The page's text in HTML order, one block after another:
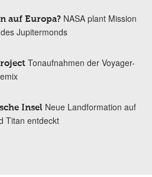
auf Europa? NASA plant Mission
Jupitermonds
Tonaufnahmen der Voyager-
Insel Neue Landformation auf
Titan entdeckt